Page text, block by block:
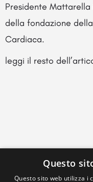
Presidente
della fondazione
Cardiaca.
leggi il resto
Questo
Questo sito web utilizza i